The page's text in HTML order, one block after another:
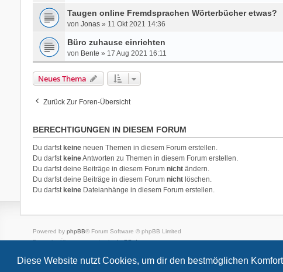
Diese Website nutzt Cookies, um dir den bestmöglichen
Taugen online Fremdsprachen Wörterbücher etwas?
von Jonas» 11 Okt 2021 14:36
Büro zuhause einrichten
von Bente » 17 Aug 2021 16:11
Neues Thema
Zurück Zur Foren-Übersicht
BERECHTIGUNGEN IN DIESEM FORUM
Du darfst keineneuen Themen in diesem Forum erstellen.
Du darfst keineAntworten zu Themen in diesem Forum erstellen.
Du darfst deine Beiträge in diesem Forum nichtändern.
Du darfst deine Beiträge in diesem Forum nichtlöschen.
Du darfst keineDateianhänge in diesem Forum erstellen.
Powered by phpBB® Forum Software © phpBB Limited
Deutsche Übersetzung durchphpBB.de
Datenschutz Nutzungsbedingungen